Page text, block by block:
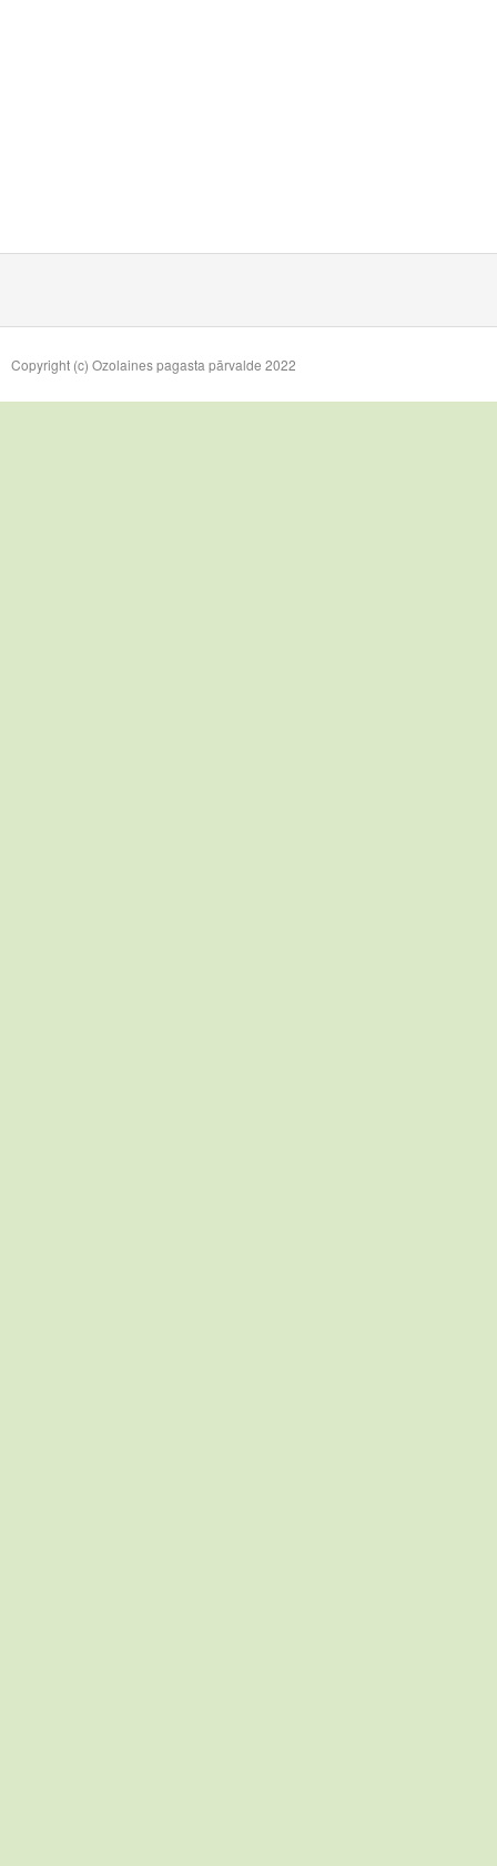
Copyright (c) Ozolaines pagasta pārvalde 2022